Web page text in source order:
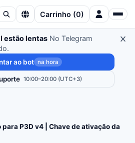
Carrinho (0)
estão lentas No Telegram
ao bot na hora
10:00–20:00 (UTC+3)
para P3D v4 | Chave de ativação da